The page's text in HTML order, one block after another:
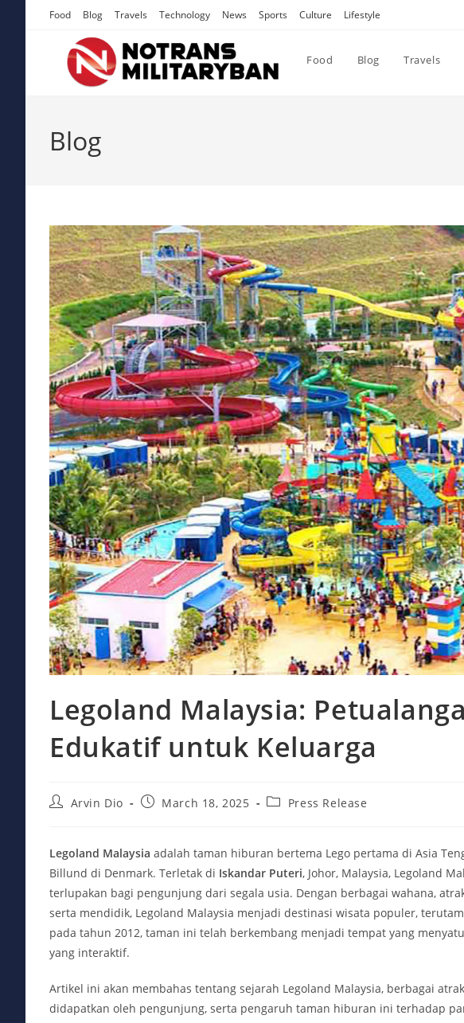
Food Blog Travels Technology News Sports Culture Lifestyle
Food Blog Travels
Blog
Legoland Malaysia:
Edukatif untuk Keluarga
PostArvin Dio
PostMarch 18, 2025
PostPress Release
Legoland Malaysia adalah taman hiburan bertema Lego pertama di Asia
Billund di Denmark. Terletak di Iskandar Puteri, Johor, Malaysia, Legoland
terlupakan bagi pengunjung dari segala usia. Dengan berbagai wahana,
serta mendidik, Legoland Malaysia menjadi destinasi wisata populer,
pada tahun 2012, taman ini telah berkembang menjadi tempat yang
yang interaktif.
Artikel ini akan membahas tentang sejarah Legoland Malaysia, berbagai
didapatkan oleh pengunjung, serta pengaruh taman hiburan ini terhadap